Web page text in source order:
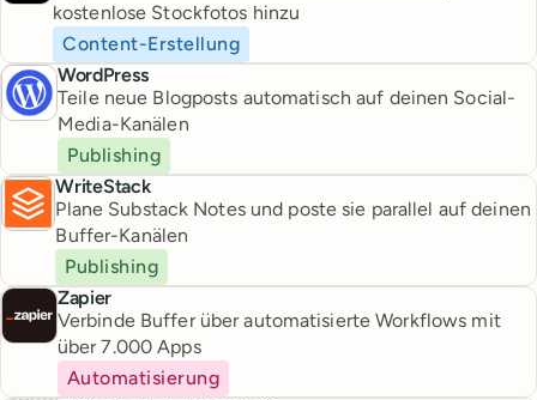
kostenlose Stockfotos hinzu
Content-Erstellung
WordPress
Teile neue Blogposts automatisch auf deinen Social-
Media-Kanälen
Publishing
WriteStack
Plane Substack Notes und poste sie parallel auf deinen
Buffer-Kanälen
Publishing
Zapier
Verbinde Buffer über automatisierte Workflows mit
über 7.000 Apps
Automatisierung